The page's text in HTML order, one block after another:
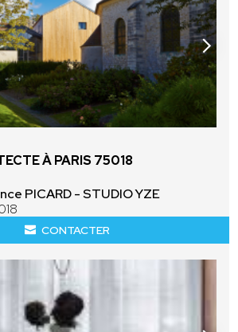
À PARIS 75018
PICARD - STUDIO YZE
CONTACTER